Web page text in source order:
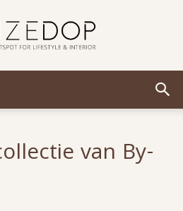
van By-